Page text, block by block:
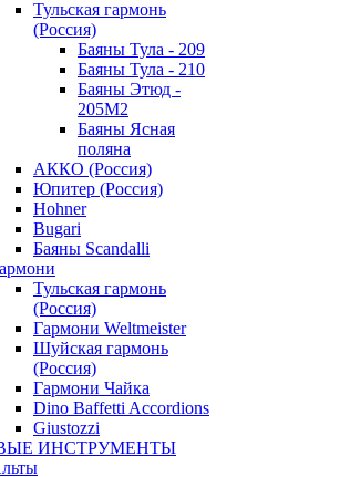
Тульская гармонь
(Россия)
Баяны Тула - 209
Баяны Тула - 210
Баяны Этюд -
205М2
Баяны Ясная
поляна
АККО (Россия)
Юпитер (Россия)
Hohner
Bugari
Баяны Scandalli
Тульская гармонь
(Россия)
Гармони Weltmeister
Шуйская гармонь
(Россия)
Гармони Чайка
Dino Baffetti Accordions
Giustozzi
ИНСТРУМЕНТЫ